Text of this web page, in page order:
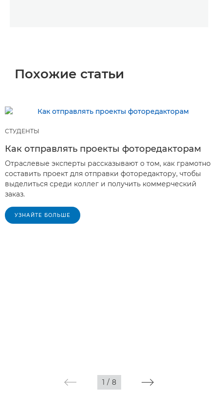
Похожие статьи
СТУДЕНТЫ
Как отправлять проекты фоторедакторам
Отраслевые эксперты рассказывают о том, как грамотно
составить проект для отправки фоторедактору, чтобы
выделиться среди коллег и получить коммерческий
заказ.
УЗНАЙТЕ БОЛЬШЕ
1 / 8